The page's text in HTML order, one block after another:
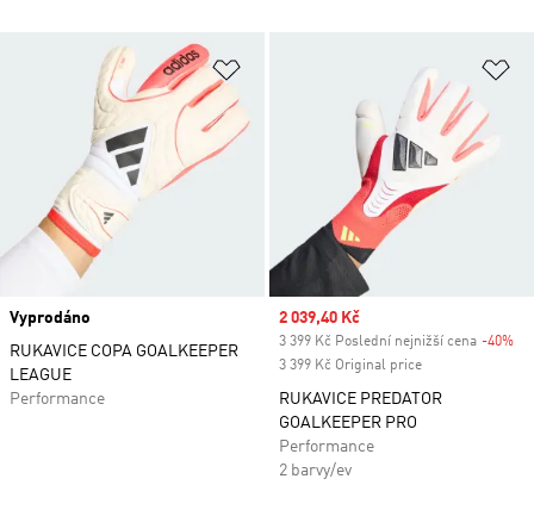
Vyprodáno
RUKAVICE COPA GOALKEEPER
LEAGUE
Performance
Sale price
2 039,40 Kč
3 399 Kč Poslední nejnižší cena -40%
3 399 Kč Original price
RUKAVICE PREDATOR
GOALKEEPER PRO
Performance
2 barvy/ev